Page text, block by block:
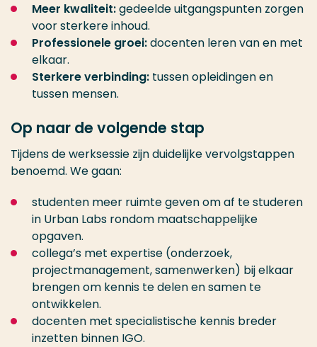
Meer kwaliteit:gedeelde uitgangspunten zorgen
voor sterkere inhoud.
Professionele groei:docenten leren van en met
elkaar.
Sterkere verbinding: tussen opleidingen en
tussen mensen.
Op naar de volgende stap
Tijdens de werksessie zijn duidelijke vervolgstappen
benoemd. We gaan:
studenten meer ruimte geven om af te studeren
in Urban Labs rondom maatschappelijke
opgaven.
collega’s met expertise (onderzoek,
projectmanagement, samenwerken) bij elkaar
brengen om kennis te delen en samen te
ontwikkelen.
docenten met specialistische kennis breder
inzetten binnen IGO.